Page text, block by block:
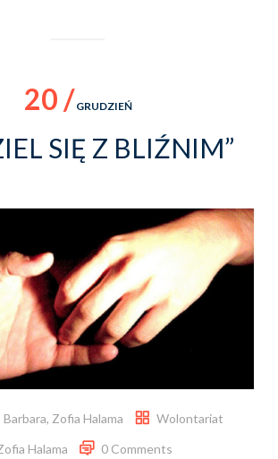
20 / GRUDZIEŃ
SIĘ Z BLIŹNIM”
Barbara, Zofia Halama
Wolontariat
Halama
0 Comments